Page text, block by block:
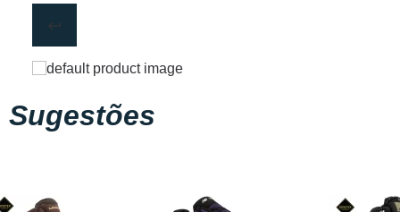
Sugestões